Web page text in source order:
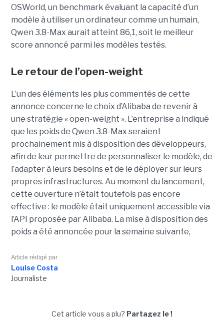
OSWorld, un benchmark évaluant la capacité d’un
modèle à utiliser un ordinateur comme un humain,
Qwen 3.8-Max aurait atteint 86,1, soit le meilleur
score annoncé parmi les modèles testés.
Le retour de l’open-weight
L’un des éléments les plus commentés de cette
annonce concerne le choix d’Alibaba de revenir à
une stratégie « open-weight ». L’entreprise a indiqué
que les poids de Qwen 3.8-Max seraient
prochainement mis à disposition des développeurs,
afin de leur permettre de personnaliser le modèle, de
l’adapter à leurs besoins et de le déployer sur leurs
propres infrastructures. Au moment du lancement,
cette ouverture n’était toutefois pas encore
effective : le modèle était uniquement accessible via
l’API proposée par Alibaba. La mise à disposition des
poids a été annoncée pour la semaine suivante,
Article rédigé par
Louise Costa
Journaliste
Cet article vous a plu? Partagez le !